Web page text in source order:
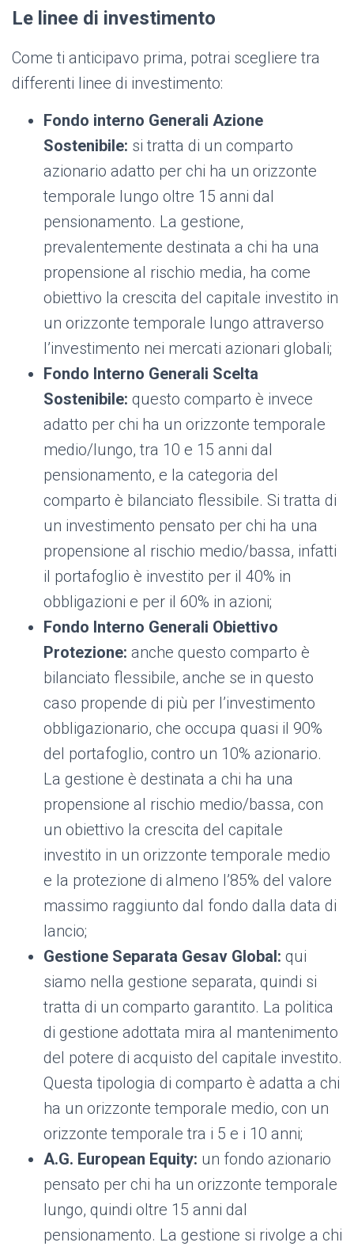
Le linee di investimento
Come ti anticipavo prima, potrai scegliere tra
differenti linee di investimento:
Fondo interno Generali Azione
Sostenibile: si tratta di un comparto
azionario adatto per chi ha un orizzonte
temporale lungo oltre 15 anni dal
pensionamento. La gestione,
prevalentemente destinata a chi ha una
propensione al rischio media, ha come
obiettivo la crescita del capitale investito in
un orizzonte temporale lungo attraverso
l’investimento nei mercati azionari globali;
Fondo Interno Generali Scelta
Sostenibile: questo comparto è invece
adatto per chi ha un orizzonte temporale
medio/lungo, tra 10 e 15 anni dal
pensionamento, e la categoria del
comparto è bilanciato flessibile. Si tratta di
un investimento pensato per chi ha una
propensione al rischio medio/bassa, infatti
il portafoglio è investito per il 40% in
obbligazioni e per il 60% in azioni;
Fondo Interno Generali Obiettivo
Protezione: anche questo comparto è
bilanciato flessibile, anche se in questo
caso propende di più per l’investimento
obbligazionario, che occupa quasi il 90%
del portafoglio, contro un 10% azionario.
La gestione è destinata a chi ha una
propensione al rischio medio/bassa, con
un obiettivo la crescita del capitale
investito in un orizzonte temporale medio
e la protezione di almeno l’85% del valore
massimo raggiunto dal fondo dalla data di
lancio;
Gestione Separata Gesav Global: qui
siamo nella gestione separata, quindi si
tratta di un comparto garantito. La politica
di gestione adottata mira al mantenimento
del potere di acquisto del capitale investito.
Questa tipologia di comparto è adatta a chi
ha un orizzonte temporale medio, con un
orizzonte temporale tra i 5 e i 10 anni;
A.G. European Equity: un fondo azionario
pensato per chi ha un orizzonte temporale
lungo, quindi oltre 15 anni dal
pensionamento. La gestione si rivolge a chi